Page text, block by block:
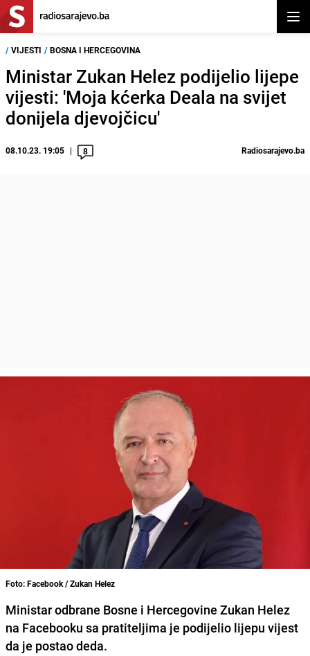
/ VIJESTI / BOSNA I HERCEGOVINA
Ministar Zukan Helez podijelio lijepe
vijesti: 'Moja kćerka Deala na svijet
donijela djevojčicu'
08.10.23. 19:05 8 Radiosarajevo.ba
Foto: Facebook / Zukan Helez
Ministar odbrane Bosne i Hercegovine Zukan Helez
na Facebooku sa pratiteljima je podijelio lijepu vijest
da je postao deda.